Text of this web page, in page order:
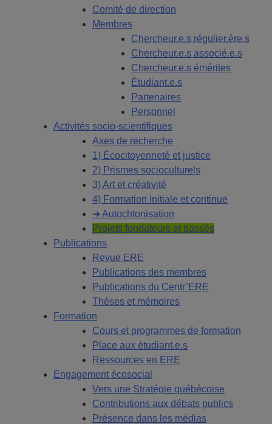
Comité de direction
Membres
Chercheur.e.s régulier.ère.s
Chercheur.e.s associé.e.s
Chercheur.e.s émérites
Étudiant.e.s
Partenaires
Personnel
Activités socio-scientifiques
Axes de recherche
1) Écocitoyenneté et justice
2) Prismes socioculturels
3) Art et créativité
4) Formation initiale et continue
➜ Autochtonisation
Projets fondateurs et passés
Publications
Revue ERE
Publications des membres
Publications du Centr’ERE
Thèses et mémoires
Formation
Cours et programmes de formation
Place aux étudiant.e.s
Ressources en ERE
Engagement écosocial
Vers une Stratégie québécoise
Contributions aux débats publics
Présence dans les médias